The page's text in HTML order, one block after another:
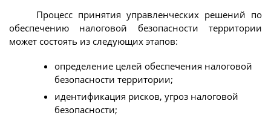
Процесс принятия управленческих решений по
обеспечению налоговой безопасности территории
может состоять из следующих этапов:
определение целей обеспечения налоговой
безопасности территории;
идентификация рисков, угроз налоговой
безопасности;